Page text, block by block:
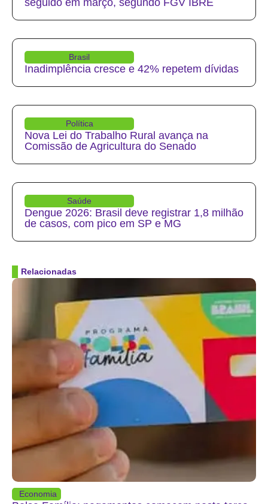
Brasil
Inadimplência cresce e 42% repetem dívidas
Política
Nova Lei do Trabalho Rural avança na
Comissão de Agricultura do Senado
Saúde
Dengue 2026: Brasil deve registrar 1,8 milhão
de casos, com pico em SP e MG
Relacionadas
Economia